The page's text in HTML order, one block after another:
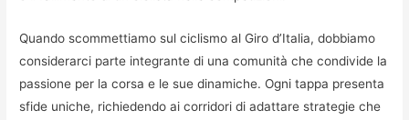
Quando scommettiamo sul ciclismo al Giro d’Italia, dobbiamo
considerarci parte integrante di una comunità che condivide la
passione per la corsa e le sue dinamiche. Ogni tappa presenta
sfide uniche, richiedendo ai corridori di adattare strategie che